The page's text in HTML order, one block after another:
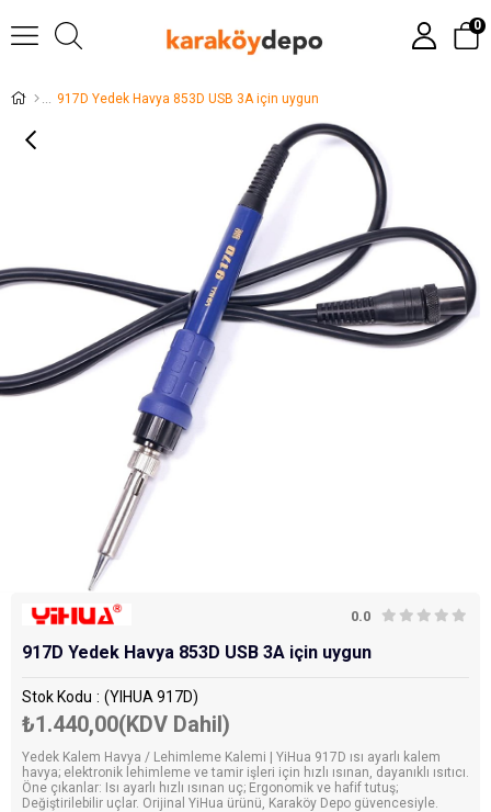
0
917D Yedek Havya 853D USB 3A için uygun
0.0
917D Yedek Havya 853D USB 3A için uygun
Stok Kodu (YIHUA 917D)
₺1.440,00(KDV Dahil)
Yedek Kalem Havya / Lehimleme Kalemi | YiHua 917D ısı ayarlı kalem
havya; elektronik lehimleme ve tamir işleri için hızlı ısınan, dayanıklı ısıtıcı.
Öne çıkanlar: Isı ayarlı hızlı ısınan uç; Ergonomik ve hafif tutuş;
Değiştirilebilir uçlar. Orijinal YiHua ürünü, Karaköy Depo güvencesiyle.